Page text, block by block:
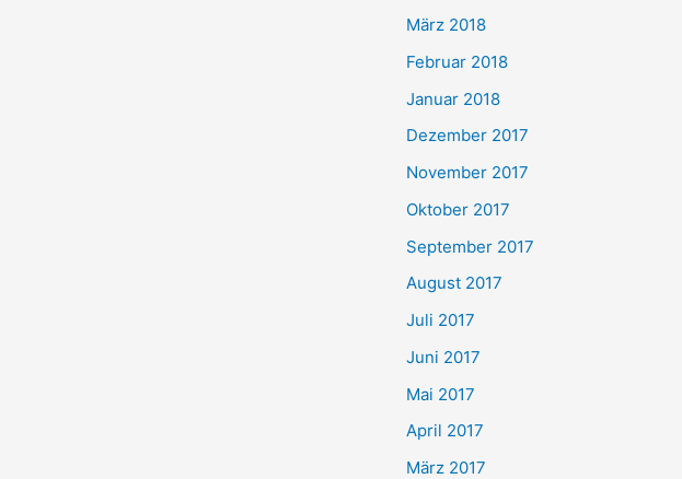
März 2018
Februar 2018
Januar 2018
Dezember 2017
November 2017
Oktober 2017
September 2017
August 2017
Juli 2017
Juni 2017
Mai 2017
April 2017
März 2017